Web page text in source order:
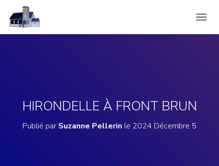
É
HIRONDELLE À FRONT BRUN
Publié par Suzanne Pellerin le 2024 Décembre 5